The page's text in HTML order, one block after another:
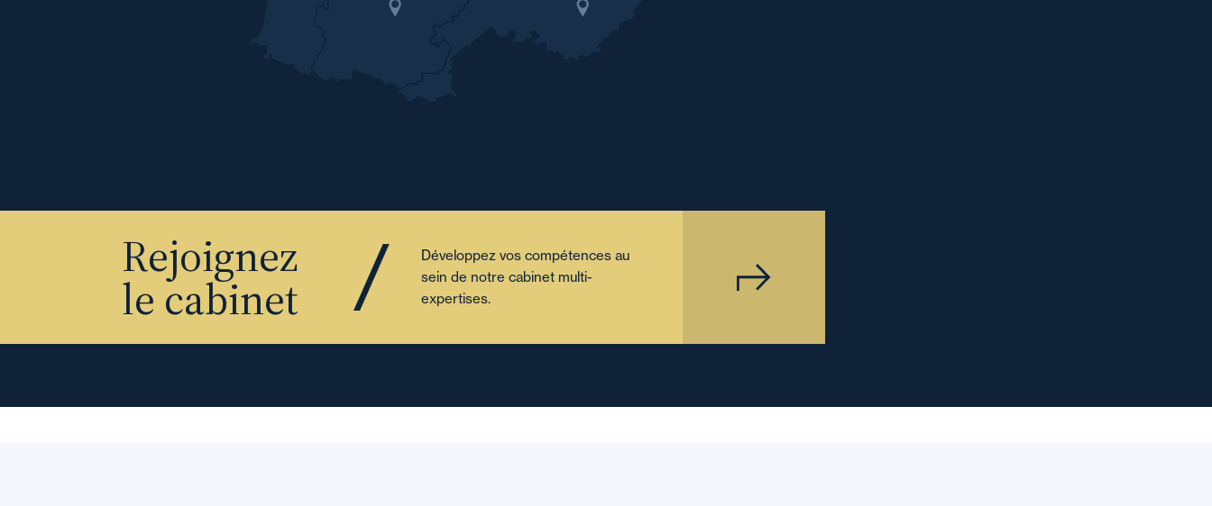
Rejoignez
le cabinet
Développez vos compétences au
sein de notre cabinet multi-
expertises.